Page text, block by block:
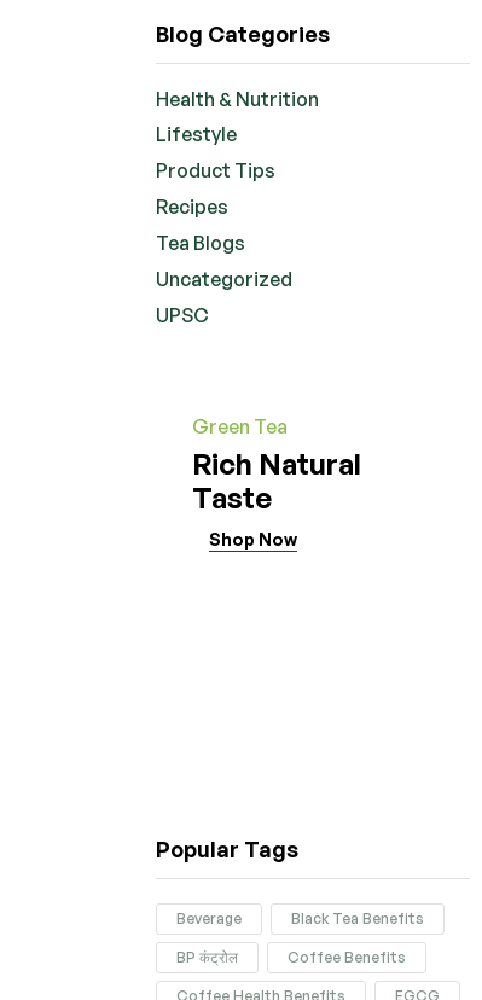
Blog Categories
Health & Nutrition
Lifestyle
Product Tips
Recipes
Tea Blogs
Uncategorized
UPSC
Green Tea
Rich Natural
Taste
Shop Now
Popular Tags
Beverage Black Tea Benefits
BP कंट्रोल Coffee Benefits
Coffee Health Benefits EGCG